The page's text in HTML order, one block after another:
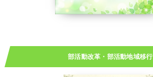
部活動改革・部活動地域移行